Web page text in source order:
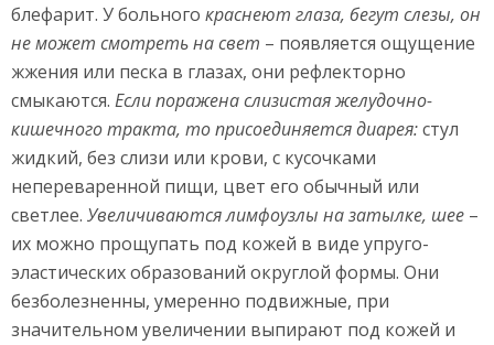
блефарит. У больного краснеют глаза, бегут слезы, он
не может смотреть на свет – появляется ощущение
жжения или песка в глазах, они рефлекторно
смыкаются. Если поражена слизистая желудочно-
кишечного тракта, то присоединяется диарея:стул
жидкий, без слизи или крови, с кусочками
непереваренной пищи, цвет его обычный или
светлее. Увеличиваются лимфоузлы на затылке, шее –
их можно прощупать под кожей в виде упруго-
эластических образований округлой формы. Они
безболезненны, умеренно подвижные, при
значительном увеличении выпирают под кожей и